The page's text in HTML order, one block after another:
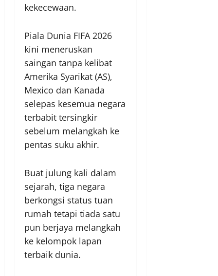
kekecewaan.
Piala Dunia FIFA 2026
kini meneruskan
saingan tanpa kelibat
Amerika Syarikat (AS),
Mexico dan Kanada
selepas kesemua negara
terbabit tersingkir
sebelum melangkah ke
pentas suku akhir.
Buat julung kali dalam
sejarah, tiga negara
berkongsi status tuan
rumah tetapi tiada satu
pun berjaya melangkah
ke kelompok lapan
terbaik dunia.